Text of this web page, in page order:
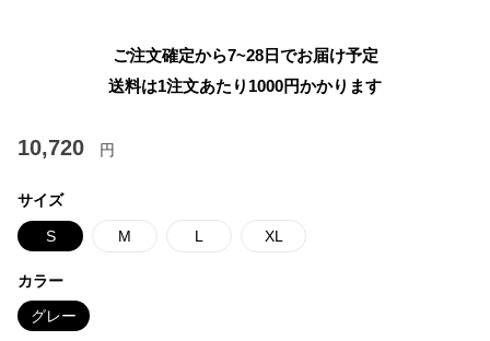
ご注文確定から7~28日でお届け予定
送料は1注文あたり 1000円かかります
10,720 円
サイズ
S M L XL
カラー
グレー